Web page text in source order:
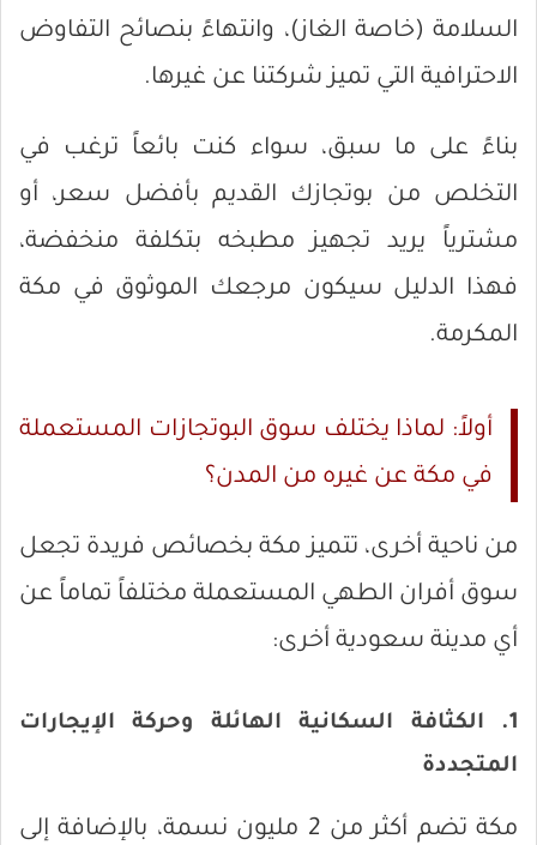
السلامة (خاصة الغاز)، وانتهاءً بنصائح التفاوض
الاحترافية التي تميز شركتنا عن غيرها.
بناءً على ما سبق، سواء كنت بائعاً ترغب في
التخلص من بوتجازك القديم بأفضل سعر، أو
مشترياً يريد تجهيز مطبخه بتكلفة منخفضة،
فهذا الدليل سيكون مرجعك الموثوق في مكة
المكرمة.
أولاً: لماذا يختلف سوق البوتجازات المستعملة
في مكة عن غيره من المدن؟
من ناحية أخرى، تتميز مكة بخصائص فريدة تجعل
سوق أفران الطهي المستعملة مختلفاً تماماً عن
أي مدينة سعودية أخرى:
1. الكثافة السكانية الهائلة وحركة الإيجارات
المتجددة
مكة تضم أكثر من 2 مليون نسمة، بالإضافة إلى